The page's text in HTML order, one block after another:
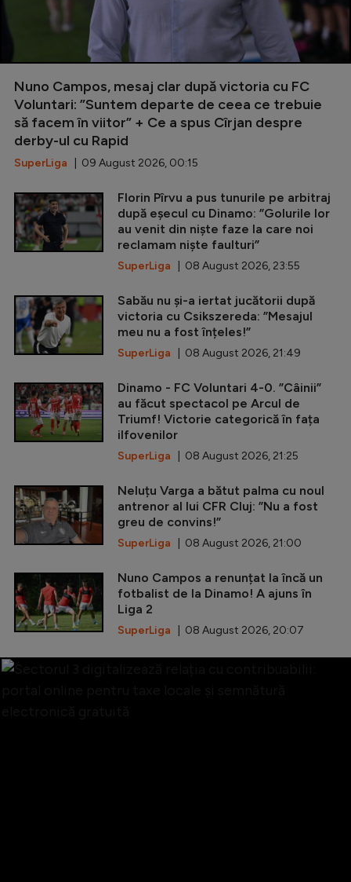
Nuno Campos, mesaj clar după victoria cu FC
Voluntari: ”Suntem departe de ceea ce trebuie
să facem în viitor” + Ce a spus Cîrjan despre
derby-ul cu Rapid
SuperLiga | 09 August 2026, 00:15
Florin Pîrvu a pus tunurile pe arbitraj
după eșecul cu Dinamo: ”Golurile lor
au venit din niște faze la care noi
reclamam niște faulturi”
SuperLiga | 08 August 2026, 23:55
Sabău nu și-a iertat jucătorii după
victoria cu Csikszereda: ”Mesajul
meu nu a fost înțeles!”
SuperLiga | 08 August 2026, 21:49
Dinamo - FC Voluntari 4-0. ”Câinii”
au făcut spectacol pe Arcul de
Triumf! Victorie categorică în fața
ilfovenilor
SuperLiga | 08 August 2026, 21:25
Neluțu Varga a bătut palma cu noul
antrenor al lui CFR Cluj: ”Nu a fost
greu de convins!”
SuperLiga | 08 August 2026, 21:00
Nuno Campos a renunțat la încă un
fotbalist de la Dinamo! A ajuns în
Liga 2
SuperLiga | 08 August 2026, 20:07